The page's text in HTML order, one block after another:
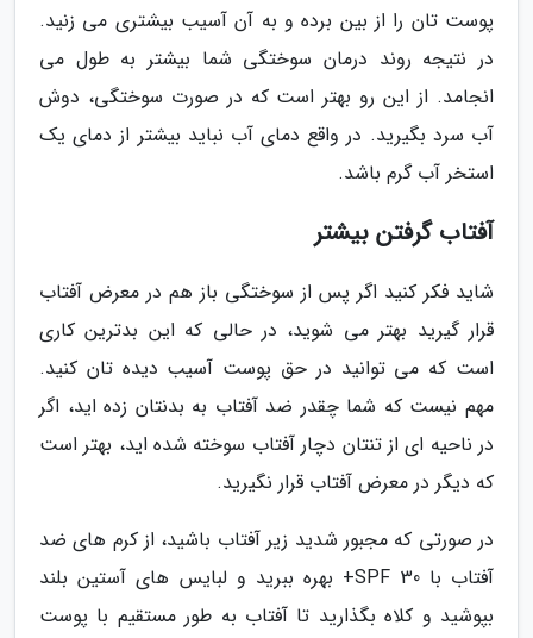
پوست تان را از بین برده و به آن آسیب بیشتری می زنید.
در نتیجه روند درمان سوختگی شما بیشتر به طول می
انجامد. از این رو بهتر است که در صورت سوختگی، دوش
آب سرد بگیرید. در واقع دمای آب نباید بیشتر از دمای یک
استخر آب گرم باشد.
آفتاب گرفتن بیشتر
شاید فکر کنید اگر پس از سوختگی باز هم در معرض آفتاب
قرار گیرید بهتر می شوید، در حالی که این بدترین کاری
است که می توانید در حق پوست آسیب دیده تان کنید.
مهم نیست که شما چقدر ضد آفتاب به بدنتان زده اید، اگر
در ناحیه ای از تنتان دچار آفتاب سوخته شده اید، بهتر است
که دیگر در معرض آفتاب قرار نگیرید.
در صورتی که مجبور شدید زیر آفتاب باشید، از کرم های ضد
آفتاب با SPF 30+ بهره ببرید و لبایس های آستین بلند
بپوشید و کلاه بگذارید تا آفتاب به طور مستقیم با پوست